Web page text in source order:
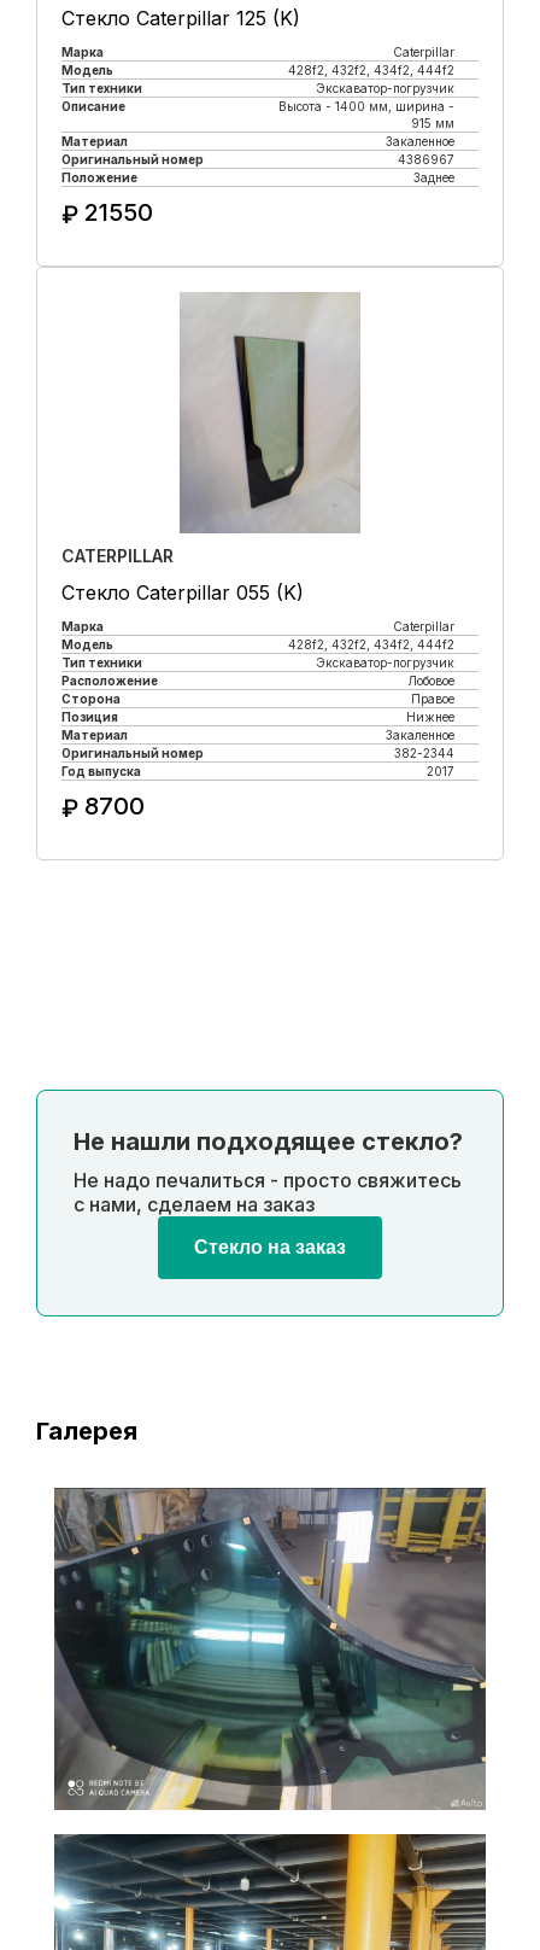
Стекло Caterpillar 125 (K)
Марка
Caterpillar
Модель
428f2, 432f2, 434f2, 444f2
Тип техники
Экскаватор-погрузчик
Описание
Высота - 1400 мм, ширина -
915 мм
Материал
Закаленное
Оригинальный номер
4386967
Положение
Заднее
₽ 21550
CATERPILLAR
Стекло Caterpillar 055 (K)
Марка
Caterpillar
Модель
428f2, 432f2, 434f2, 444f2
Тип техники
Экскаватор-погрузчик
Расположение
Лобовое
Сторона
Правое
Позиция
Нижнее
Материал
Закаленное
Оригинальный номер
382-2344
Год выпуска
2017
₽ 8700
Не нашли подходящее стекло?
Не надо печалиться - просто свяжитесь
с нами, сделаем на заказ
Стекло на заказ
Галерея